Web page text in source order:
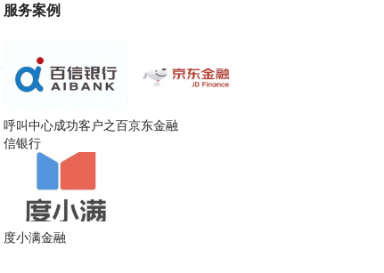
服务案例
呼叫中心成功客户之百
信银行
京东金融
度小满金融